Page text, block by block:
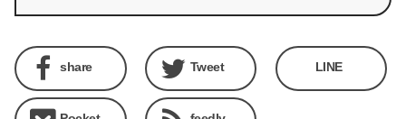
share Tweet LINE